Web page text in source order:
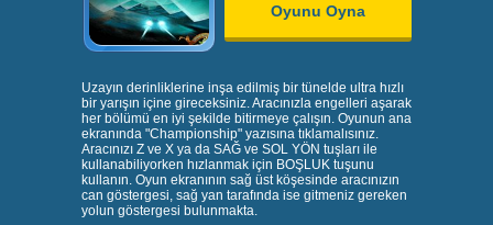
Oyunu Oyna
Uzayın derinliklerine inşa edilmiş bir tünelde ultra hızlı
bir yarışın içine gireceksiniz. Aracınızla engelleri aşarak
her bölümü en iyi şekilde bitirmeye çalışın. Oyunun ana
ekranında "Championship" yazısına tıklamalısınız.
Aracınızı Z ve X ya da SAĞ ve SOL YÖN tuşları ile
kullanabiliyorken hızlanmak için BOŞLUK tuşunu
kullanın. Oyun ekranının sağ üst köşesinde aracınızın
can göstergesi, sağ yan tarafında ise gitmeniz gereken
yolun göstergesi bulunmakta.